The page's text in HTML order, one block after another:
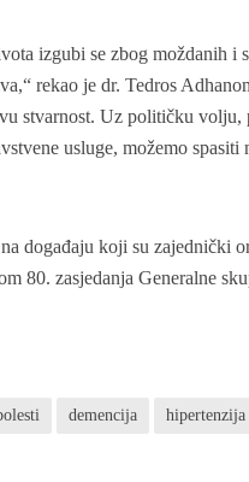
izgubi se zbog moždanih
rekao je dr. Tedros
stvarnost. Uz političku
usluge, možemo
događaju koji su zajednički
80. zasjedanja Generalne
demencija hipertenzija